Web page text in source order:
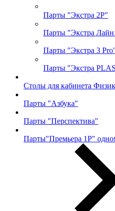
Парты "Экстра 2Р"
Парты "Экстра
Парты "Экстра 3
Парты "Экстра
Столы для кабинета
Парты "Азбука"
Парты "Перспектива"
Парты"Премьера 1Р"